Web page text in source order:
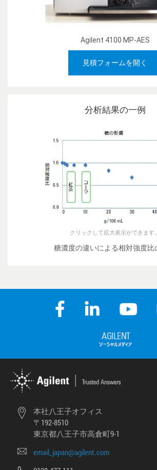
Agilent 4100 MP-AES
見積フォームを開く
分析結果の一例
クリックして拡大表示ができます。
糖濃度の違いによる相対強度比
本社八王子オフィス
〒192-8510
東京都八王子市高倉町9-1
email_japan@agilent.com